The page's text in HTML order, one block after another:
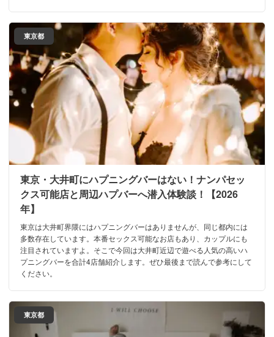
東京都
東京・大井町にハプニングバーはない！ナンパセッ
クス可能店と周辺ハプバーへ潜入体験談！【2026
年】
東京は大井町界隈にはハプニングバーはありませんが、同じ都内には
多数存在しています。本番セックス可能なお店もあり、カップルにも
注目されていますよ。そこで今回は大井町近辺で遊べる人気の高いハ
プニングバーを合計4店舗紹介します。ぜひ最後まで読んで参考にして
ください。
東京都